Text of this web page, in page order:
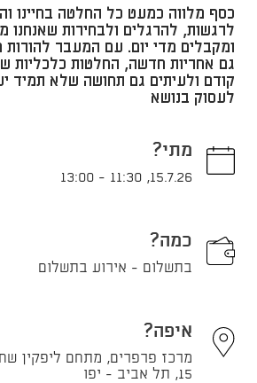
כסף מלווה כמעט כל החלטה בחיינו
לרגשות, להרגלים ולבחירות שאנחנו
ומקבלים מדי יום. עם המעבר להורות
גם אחריות חדשה, החלטות כלכליות
קודם ולעיתים גם תחושה שלא תמיד
לעסוק בנושא
מתי?
15.7.26
,
11:30
-
13:00
כמה?
בתשלום - אירוע בתשלום
איפה?
מרכז פרפרים, מתחם ליפקין
15, תל אביב - יפו